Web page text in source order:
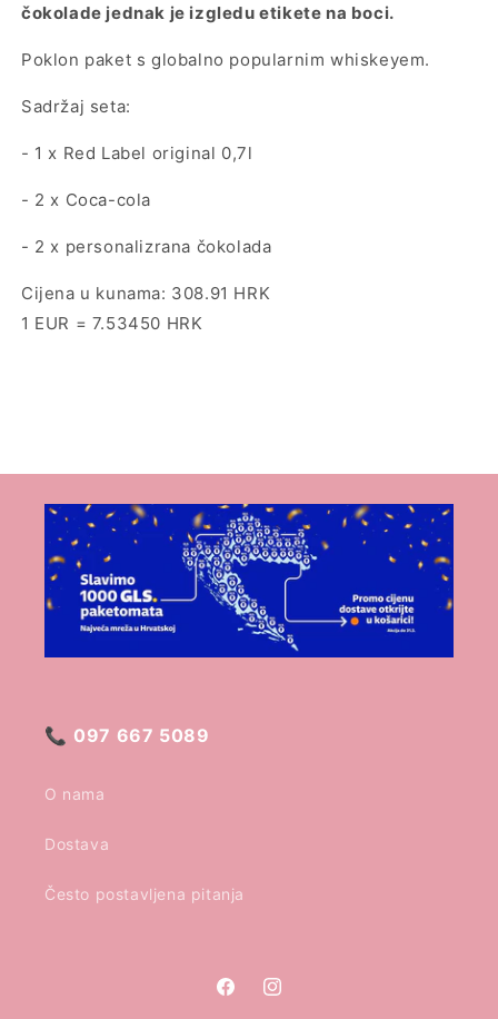
čokolade jednak je izgledu etikete na boci.
Poklon paket s globalno popularnimwhiskeyem.
Sadržaj seta:
- 1 x Red Label original 0,7l
- 2 x Coca-cola
- 2 x personalizrana čokolada
Cijena u kunama: 308.91 HRK
1 EUR = 7.53450 HRK
📞 097 667 5089
O nama
Dostava
Često postavljena pitanja
FacebookInstagram